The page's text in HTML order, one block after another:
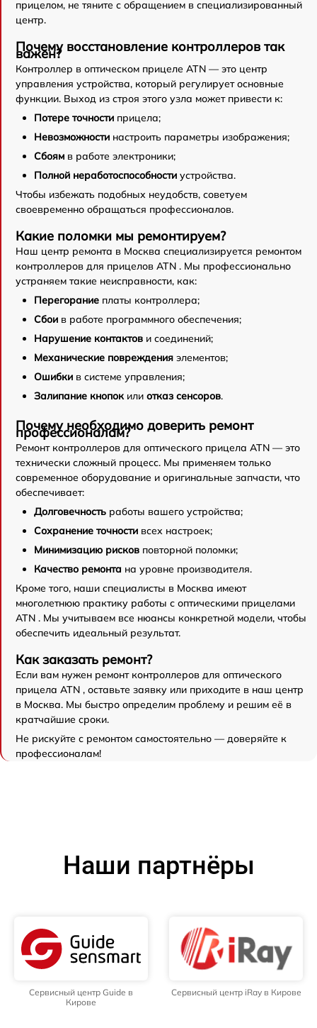
прицелом, не тяните с обращением в специализированный
центр.
Почему восстановление контроллеров так
важен?
Контроллер в оптическом прицеле ATN — это центр
управления устройства, который регулирует основные
функции. Выход из строя этого узла может привести к:
Потере точности прицела;
Невозможности настроить параметры изображения;
Сбоям в работе электроники;
Полной неработоспособности устройства.
Чтобы избежать подобных неудобств, советуем
своевременно обращаться профессионалов.
Какие поломки мы ремонтируем?
Наш центр ремонта в Москва специализируется ремонтом
контроллеров для прицелов ATN . Мы профессионально
устраняем такие неисправности, как:
Перегорание платы контроллера;
Сбои в работе программного обеспечения;
Нарушение контактов и соединений;
Механические повреждения элементов;
Ошибки в системе управления;
Залипание кнопокили отказ сенсоров.
Почему необходимо доверить ремонт
профессионалам?
Ремонт контроллеров для оптического прицела ATN — это
технически сложный процесс. Мы применяем только
современное оборудование и оригинальные запчасти, что
обеспечивает:
Долговечность работы вашего устройства;
Сохранение точности всех настроек;
Минимизацию рисков повторной поломки;
Качество ремонта на уровне производителя.
Кроме того, наши специалисты в Москва имеют
многолетнюю практику работы с оптическими прицелами
ATN . Мы учитываем все нюансы конкретной модели, чтобы
обеспечить идеальный результат.
Как заказать ремонт?
Если вам нужен ремонт контроллеров для оптического
прицела ATN , оставьте заявку или приходите в наш центр
в Москва. Мы быстро определим проблему и решим её в
кратчайшие сроки.
Не рискуйте с ремонтом самостоятельно — доверяйте к
профессионалам!
Наши партнёры
Сервисный центр Guide в
Кирове
Сервисный центр iRay в Кирове